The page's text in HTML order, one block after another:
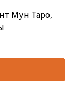
Мун Таро,